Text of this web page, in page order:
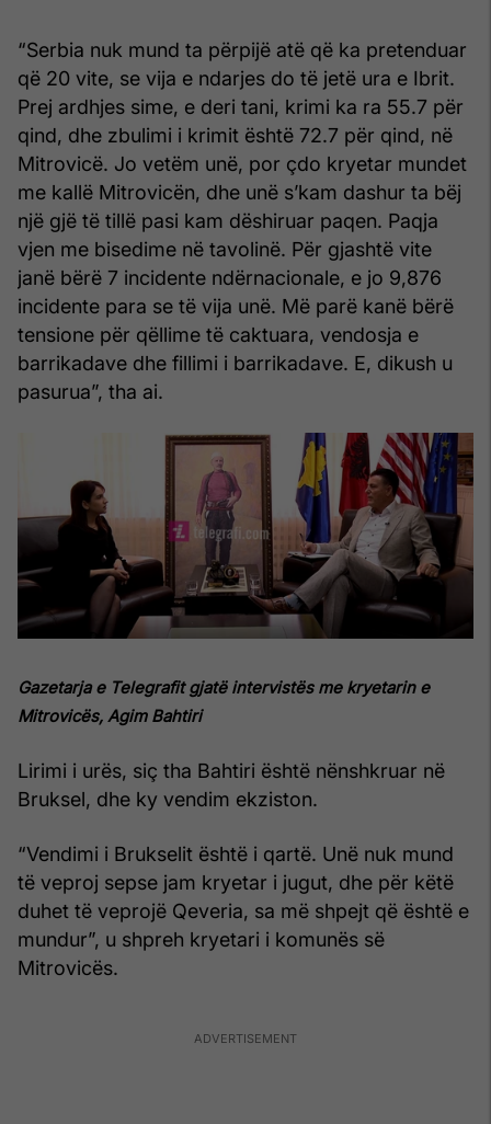
“Serbia nuk mund ta përpijë atë që ka pretenduar
që 20 vite, se vija e ndarjes do të jetë ura e Ibrit.
Prej ardhjes sime, e deri tani, krimi ka ra 55.7 për
qind, dhe zbulimi i krimit është 72.7 për qind, në
Mitrovicë. Jo vetëm unë, por çdo kryetar mundet
me kallë Mitrovicën, dhe unë s’kam dashur ta bëj
një gjë të tillë pasi kam dëshiruar paqen. Paqja
vjen me bisedime në tavolinë. Për gjashtë vite
janë bërë 7 incidente ndërnacionale, e jo 9,876
incidente para se të vija unë. Më parë kanë bërë
tensione për qëllime të caktuara, vendosja e
barrikadave dhe fillimi i barrikadave. E, dikush u
pasurua”, tha ai.
Gazetarja e Telegrafit gjatë intervistës me kryetarin e
Mitrovicës, Agim Bahtiri
Lirimi i urës, siç tha Bahtiri është nënshkruar në
Bruksel, dhe ky vendim ekziston.
“Vendimi i Brukselit është i qartë. Unë nuk mund
të veproj sepse jam kryetar i jugut, dhe për këtë
duhet të veprojë Qeveria, sa më shpejt që është e
mundur”, u shpreh kryetari i komunës së
Mitrovicës.